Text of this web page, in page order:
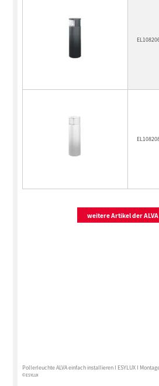
weitere Artikel der
Pollerleuchte ALVA einfach installieren I ESYLUX I
© ESYLUX